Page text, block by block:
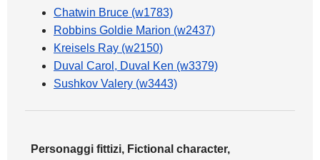
Chatwin Bruce (w1783)
Robbins Goldie Marion (w2437)
Kreisels Ray (w2150)
Duval Carol, Duval Ken (w3379)
Sushkov Valery (w3443)
Personaggi fittizi, Fictional character,